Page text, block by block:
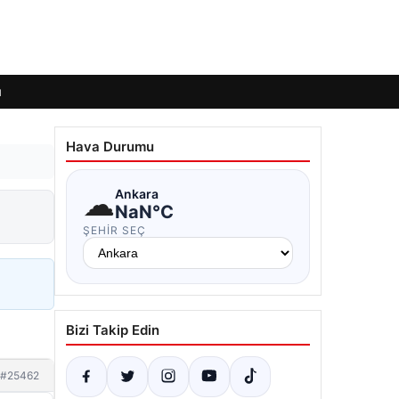
#25462
Hava Durumu
☁Ankara
NaN°C
ŞEHIR SEÇ
Bizi Takip Edin